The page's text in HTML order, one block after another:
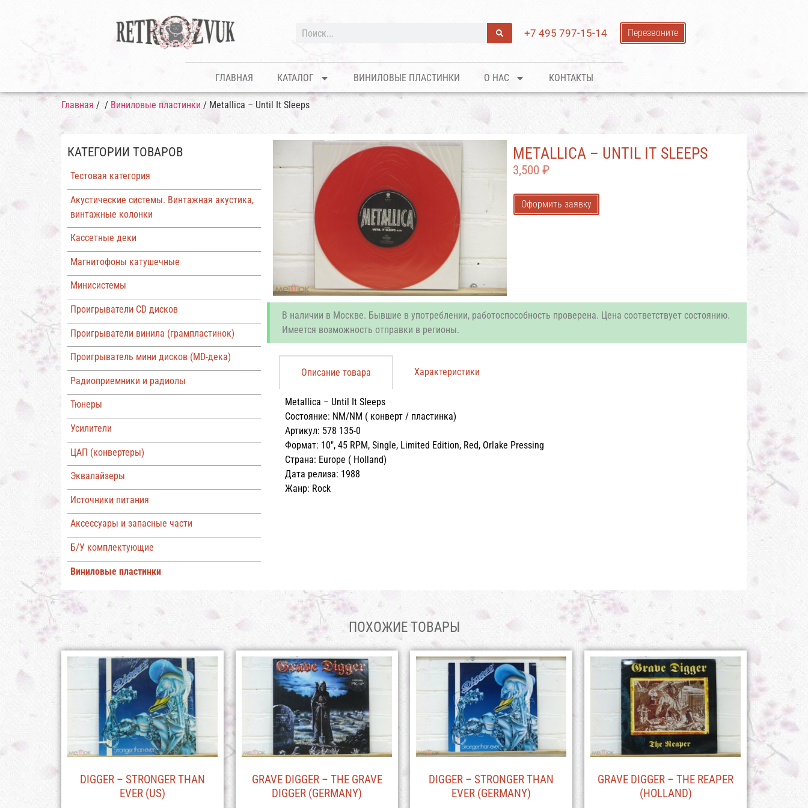
+7 495 797-15-14 Перезвоните
ГЛАВНАЯ КАТАЛОГ ВИНИЛОВЫЕ ПЛАСТИНКИ О НАС КОНТАКТЫ
Главная / / Виниловые пластинки / Metallica – Until It Sleeps
КАТЕГОРИИ ТОВАРОВ
Тестовая категория
Акустические системы. Винтажная акустика,
винтажные колонки
Кассетные деки
Магнитофоны катушечные
Минисистемы
Проигрыватели CD дисков
Проигрыватели винила (грампластинок)
Проигрыватель мини дисков (MD-дека)
Радиоприемники и радиолы
Тюнеры
Усилители
ЦАП (конвертеры)
Эквалайзеры
Источники питания
Аксессуары и запасные части
Б/У комплектующие
Виниловые пластинки
METALLICA – UNTIL IT SLEEPS
3,500 ₽
Оформить заявку
В наличии в Москве. Бывшие в употреблении, работоспособность проверена. Цена соответствует состоянию.
Имеется возможность отправки в регионы.
Описание товара Характеристики
Metallica – Until It Sleeps
Состояние: NM/NM ( конверт / пластинка)
Артикул: 578 135-0
Формат: 10″, 45 RPM, Single, Limited Edition, Red, Orlake Pressing
Страна: Europe ( Holland)
Дата релиза: 1988
Жанр: Rock
ПОХОЖИЕ ТОВАРЫ
DIGGER – STRONGER THAN
EVER (US)
GRAVE DIGGER – THE GRAVE
DIGGER (GERMANY)
DIGGER – STRONGER THAN
EVER (GERMANY)
GRAVE DIGGER – THE REAPER
(HOLLAND)